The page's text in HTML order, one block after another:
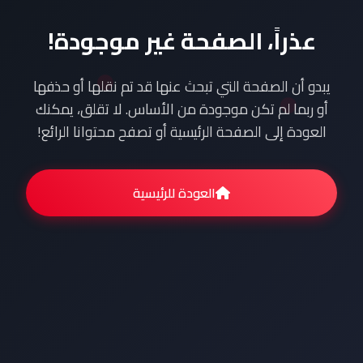
عذراً، الصفحة غير موجودة!
يبدو أن الصفحة التي تبحث عنها قد تم نقلها أو حذفها
أو ربما لم تكن موجودة من الأساس. لا تقلق، يمكنك
العودة إلى الصفحة الرئيسية أو تصفح محتوانا الرائع!
العودة للرئيسية